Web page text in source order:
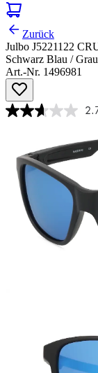
Zurück
Julbo J5221122
Schwarz Blau / Grau
Art.-Nr. 1496981